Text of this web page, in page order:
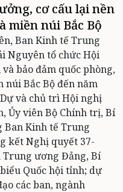
cơ cấu lại nền
núi Bắc Bộ
Ban Kinh tế Trung
Nguyên tổ chức Hội
bảo đảm quốc phòng,
Bắc Bộ đến năm
và chủ trì Hội nghị
Ủy viên Bộ Chính trị, Bí
Kinh tế Trung
kết Nghị quyết 37-
Trung ương Đảng, Bí
Quốc hội tỉnh; dự
các ban, ngành